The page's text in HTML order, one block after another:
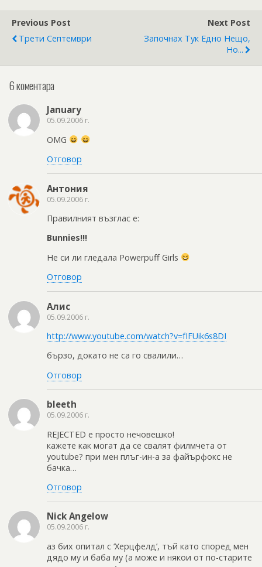
Previous Post
Трети Септември
Next Post
Започнах Тук Едно Нещо,
Но...
6 коментара
January
05.09.2006 г.
OMG
Отговор
Антония
05.09.2006 г.
Правилният възглас е:
Bunnies!!!
Не си ли гледала Powerpuff Girls
Отговор
Алис
05.09.2006 г.
http://www.youtube.com/watch?v=fIFUik6s8DI
бързо, докато не са го свалили…
Отговор
bleeth
05.09.2006 г.
REJECTED е просто нечовешко!
кажете как могат да се свалят филмчета от
youtube? при мен плъг-ин-а за файърфокс не
бачка…
Отговор
Nick Angelow
05.09.2006 г.
аз бих опитал с ‘Херцфелд’, тъй като според мен
дядо му и баба му (а може и някои от по-старите